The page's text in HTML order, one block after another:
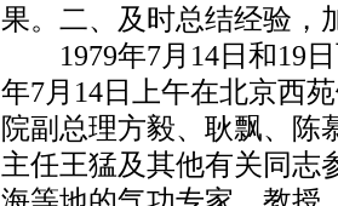
果。二、及时总结经验，
1979年7月14日和19日
年7月14日上午在北京西
院副总理方毅、耿飘、陈
主任王猛及其他有关同志